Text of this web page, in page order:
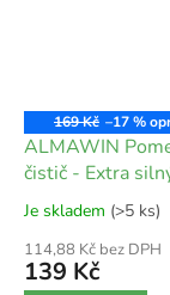
169 Kč –17 %
ALMAWIN
čistič - Extra
Je skladem (>5 ks)
114,88 Kč bez DPH
139 Kč